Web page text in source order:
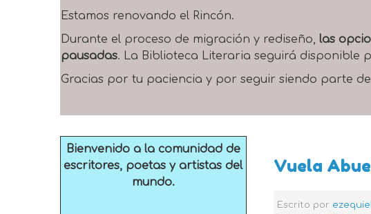
Estamos renovando el Rincón.
Durante el proceso de migración y rediseño, las
pausadas. La Biblioteca Literaria seguirá disponible
Gracias por tu paciencia y por seguir siendo parte
Vuela
Escrito por
Bienvenido a la comunidad de
escritores, poetas y artistas del
mundo.